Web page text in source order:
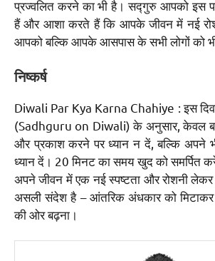
प्रज्वलित करने का भी है। सद्गुरु आपको इस
हैं और आशा करते हैं कि आपके जीवन में नई
आपको बल्कि आपके आसपास के सभी लोगों को
निष्कर्ष
Diwali Par Kya Karna Chahiye : इस
(Sadhguru on Diwali) के अनुसार, केवल
और प्रकाश करने पर ध्यान न दें, बल्कि अपने
ध्यान दें। 20 मिनट का समय खुद को समर्पित
अपने जीवन में एक नई स्पष्टता और रोशनी लेकर
असली संदेश है – आंतरिक अंधकार को
की ओर बढ़ना।